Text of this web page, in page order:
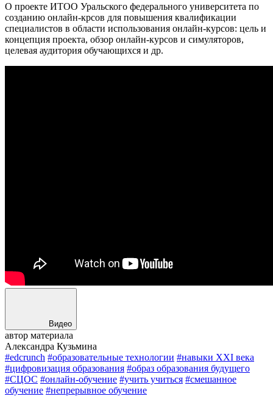
О проекте ИТОО Уральского федерального университета по
созданию онлайн-крсов для повышения квалификации
специалистов в области использования онлайн-курсов: цель и
концепция проекта, обзор онлайн-курсов и симуляторов,
целевая аудитория обучающихся и др.
Видео
автор материала
Александра Кузьмина
#edcrunch #образовательные технологии #навыки XXI века
#цифровизация образования #образ образования будущего
#СЦОС #онлайн-обучение #учить учиться #смешанное
обучение #непрерывное обучение